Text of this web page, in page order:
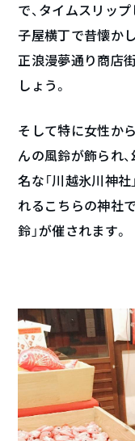
で、タイムスリッ
子屋横丁で昔懐か
正浪漫夢通り商店
しょう。
そして特に女性か
んの風鈴が飾られ
名な「川越氷川神
れるこちらの神社
鈴」が催されます。